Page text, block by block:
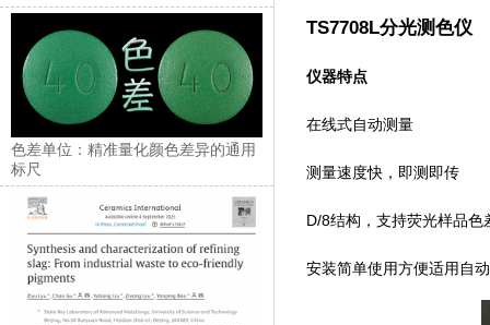
色差单位：精准量化颜色差异的通用
标尺
TS7708L分光测色仪
仪器特点
在线式自动测量
测量速度快，即测即传
D/8结构，支持荧光样品
安装简单使用方便适用自